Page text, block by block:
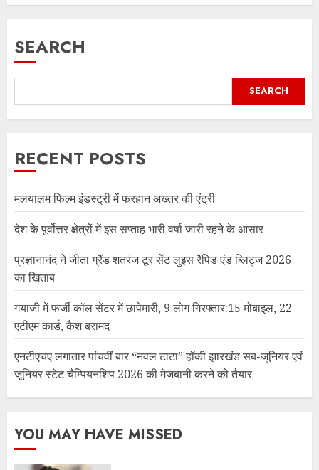
SEARCH
SEARCH
RECENT POSTS
मलयालम फिल्म इंडस्ट्री में फरहान अख्तर की एंट्री
देश के पूर्वोत्तर क्षेत्रों में इस सप्ताह भारी वर्षा जारी रहने के आसार
प्रज्ञानानंद ने जीता ग्रैंड शतरंज टूर सेंट लुइस रैपिड एंड ब्लिट्ज 2026
का खिताब
गयाजी में फर्जी कॉल सेंटर में छापेमारी, 9 लोग गिरफ्तार:15 मोबाइल, 22
एटीएम कार्ड, कैश बरामद
एनटीएचए लगातार पांचवीं बार “नवल टाटा” हॉकी झारखंड सब-जूनियर एवं
जूनियर स्टेट चैम्पियनशिप 2026 की मेजबानी करने को तैयार
YOU MAY HAVE MISSED